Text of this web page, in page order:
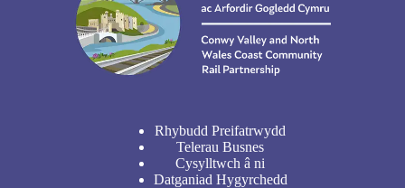
Rhybudd Preifatrwydd
Telerau Busnes
Cysylltwch â ni
Datganiad Hygyrchedd